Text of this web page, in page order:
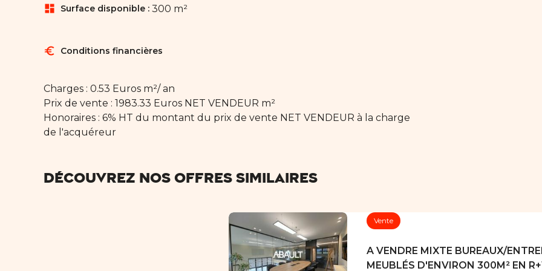
dashboard Surface disponible : 300 m²
euro Conditions financières
Charges : 0.53 Euros m²/ an
Prix de vente : 1983.33 Euros NET VENDEUR m²
Honoraires : 6% HT du montant du prix de vente NET VENDEUR à la charge
de l'acquéreur
Découvrez nos offres similaires
Vente
A VENDRE MIXTE BUREAUX/
MEUBLÉS D'ENVIRON 300M² EN